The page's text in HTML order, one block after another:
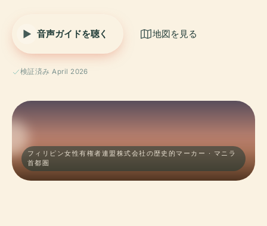
音声ガイドを聴く 地図を見る
検証済み April 2026
フィリピン女性有権者連盟株式会社の歴史的マーカー · マニラ
首都圏